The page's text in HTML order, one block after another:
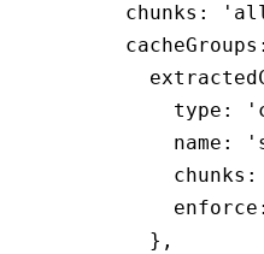
      chunks
:
      cacheGroups
:
          type
:
          name
:
          chunks
:
          enforce
:
        }
,